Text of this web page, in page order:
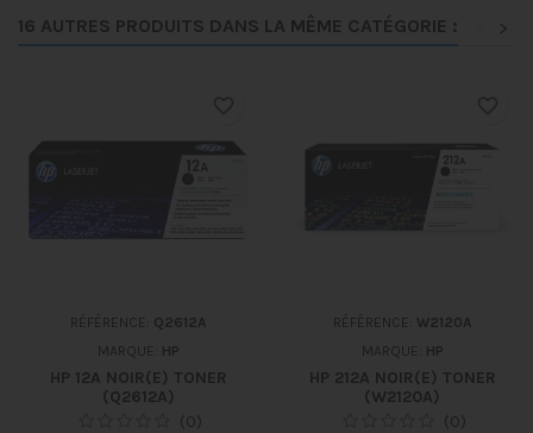
16 AUTRES PRODUITS DANS LA MÊME CATÉGORIE : >
RÉFÉRENCE:
Q2612A
MARQUE:
HP
HP 12A NOIR(E) TONER
(Q2612A)
(0)
RÉFÉRENCE:
W2120A
MARQUE:
HP
HP 212A NOIR(E) TONER
(W2120A)
(0)